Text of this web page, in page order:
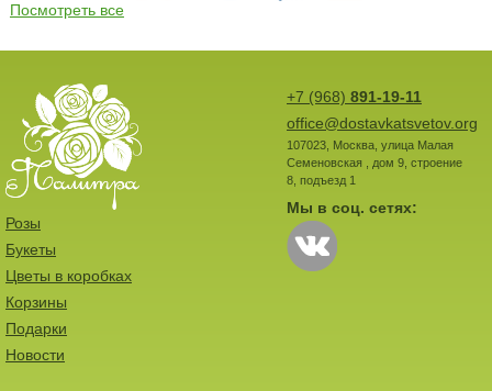
Посмотреть все
+7 (968) 891-19-11
office@dostavkatsvetov.org
107023, Москва, улица Малая
Семеновская , дом 9, строение
8, подъезд 1
Мы в соц. сетях:
Розы
Букеты
Цветы в коробках
Корзины
Подарки
Новости